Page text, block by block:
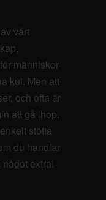
vårt
människor
kul. Men att
och ofta är
att gå ihop.
stötta
du handlar
extra!